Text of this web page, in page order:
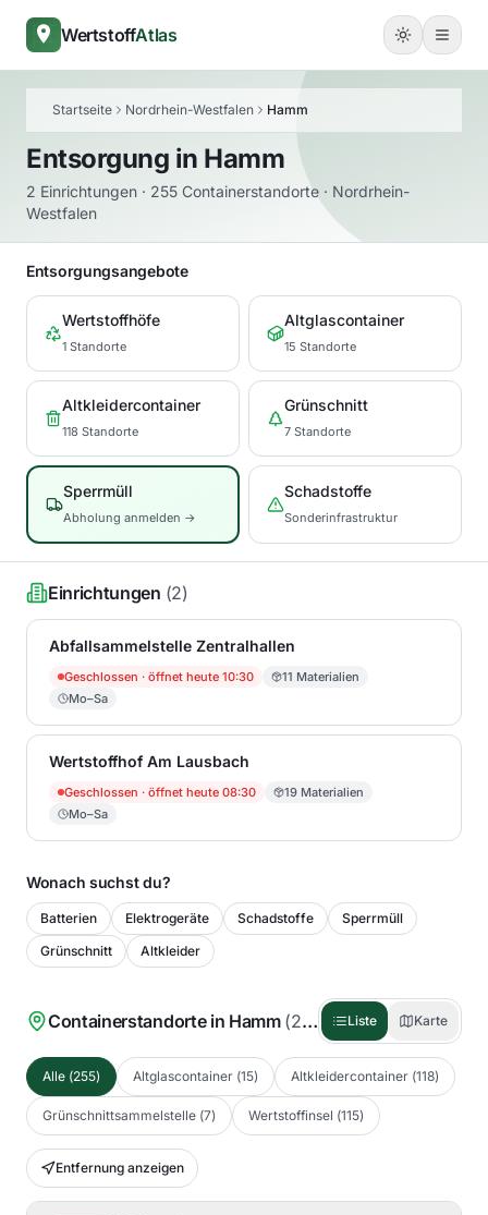
WertstoffAtlas
Startseite Nordrhein-Westfalen Hamm
Entsorgung in Hamm
2 Einrichtungen · 255 Containerstandorte · Nordrhein-
Westfalen
Entsorgungsangebote
Wertstoffhöfe
1 Standorte
Altglascontainer
15 Standorte
Altkleidercontainer
118 Standorte
Grünschnitt
7 Standorte
Sperrmüll
Abholung anmelden →
Schadstoffe
Sonderinfrastruktur
Einrichtungen (2)
Abfallsammelstelle Zentralhallen
Geschlossen · öffnet heute 10:30 11 Materialien
Mo–Sa
Wertstoffhof Am Lausbach
Geschlossen · öffnet heute 08:30 19 Materialien
Mo–Sa
Wonach suchst du?
Batterien Elektrogeräte Schadstoffe
Sperrmüll
Grünschnitt
Altkleider
Containerstandorte in Hamm (255 Liste Karte
Alle (255) Altglascontainer (15) Altkleidercontainer (118)
Grünschnittsammelstelle (7) Wertstoffinsel (115)
Entfernung anzeigen